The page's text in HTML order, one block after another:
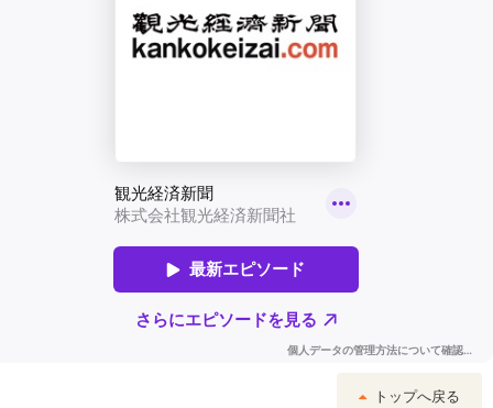
トップへ戻る